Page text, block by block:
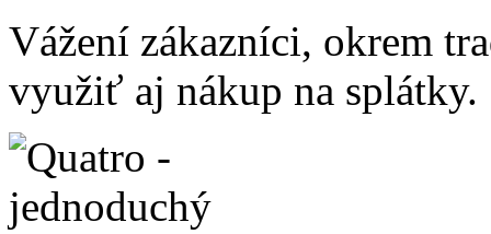
Vážení zákazníci, okrem
využiť aj nákup na splátky.